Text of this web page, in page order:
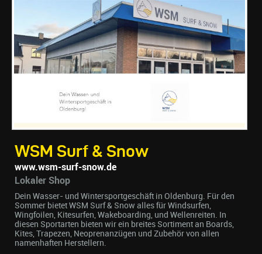
WSM Surf & Snow
www.wsm-surf-snow.de
Lokaler Shop
Dein Wasser- und Wintersportgeschäft in Oldenburg. Für den
Sommer bietet WSM Surf & Snow alles für Windsurfen,
Wingfoilen, Kitesurfen, Wakeboarding, und Wellenreiten. In
diesen Sportarten bieten wir ein breites Sortiment an Boards,
Kites, Trapezen, Neoprenanzügen und Zubehör von allen
namenhaften Herstellern.